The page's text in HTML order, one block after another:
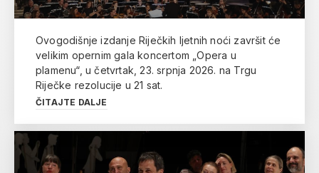
Ovogodišnje izdanje Riječkih ljetnih noći završit će
velikim opernim gala koncertom „Opera u
plamenu“, u četvrtak, 23. srpnja 2026. na Trgu
Riječke rezolucije u 21 sat.
ČITAJTE DALJE